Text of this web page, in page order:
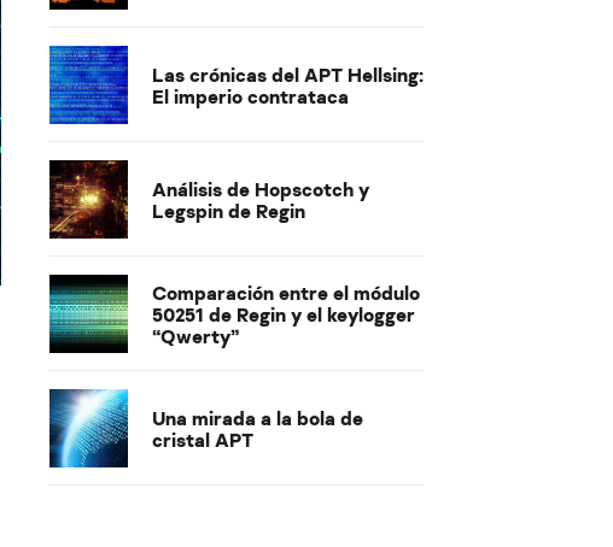
Las crónicas del APT Hellsing:
El imperio contrataca
Análisis de Hopscotch y
Legspin de Regin
Comparación entre el módulo
50251 de Regin y el keylogger
“Qwerty”
Una mirada a la bola de
cristal APT